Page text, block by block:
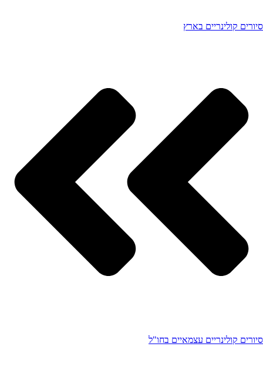
סיורים קולינריים בארץ
סיורים קולינריים עצמאיים בחו"ל